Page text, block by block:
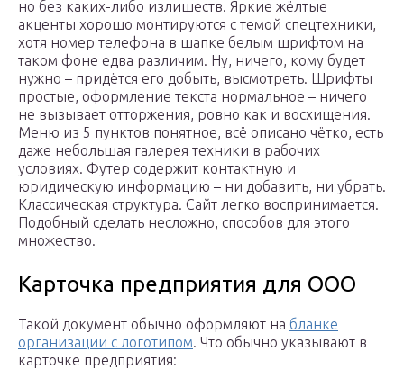
но без каких-либо излишеств. Яркие жёлтые
акценты хорошо монтируются с темой спецтехники,
хотя номер телефона в шапке белым шрифтом на
таком фоне едва различим. Ну, ничего, кому будет
нужно – придётся его добыть, высмотреть. Шрифты
простые, оформление текста нормальное – ничего
не вызывает отторжения, ровно как и восхищения.
Меню из 5 пунктов понятное, всё описано чётко, есть
даже небольшая галерея техники в рабочих
условиях. Футер содержит контактную и
юридическую информацию – ни добавить, ни убрать.
Классическая структура. Сайт легко воспринимается.
Подобный сделать несложно, способов для этого
множество.
Карточка предприятия для ООО
Такой документ обычно оформляют на бланке
организации с логотипом. Что обычно указывают в
карточке предприятия: